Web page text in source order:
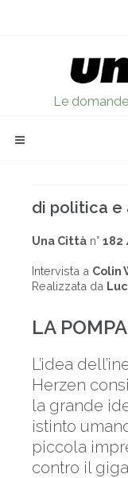
Le
di politica e
Una Città n° 182
Intervista a Colin
Realizzata da
LA
L’idea
Herzen
la grande
istinto
piccola
contro il